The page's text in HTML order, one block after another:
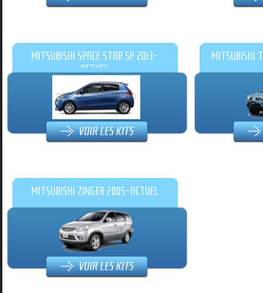
MITSUBISHI SPACE STAR 5P 2013-
ACTUEL
MITSUBISHI
MITSUBISHI ZINGER 2005-ACTUEL